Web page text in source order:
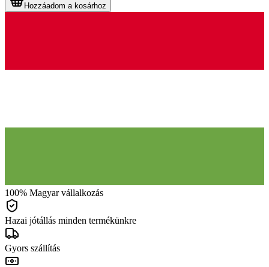
Hozzáadom a kosárhoz
100% Magyar vállalkozás
Hazai jótállás minden termékünkre
Gyors szállítás